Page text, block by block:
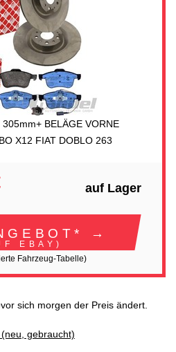
BELÄGE VORNE
X12 FIAT DOBLO 263
auf Lager
→
EBAY)
Fahrzeug-Tabelle)
sich morgen der Preis ändert.
gebraucht)